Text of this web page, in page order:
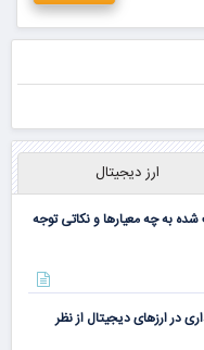
ارز دیجیتال
به چه معیارها و نکاتی توجه
در ارزهای دیجیتال از نظر